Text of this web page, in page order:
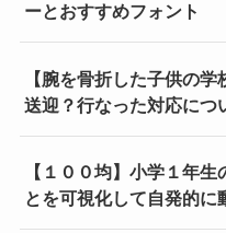
ーとおすすめフォント
【腕を骨折した子供の
送迎？行なった対応につ
【１００均】小学１年
とを可視化して自発的に